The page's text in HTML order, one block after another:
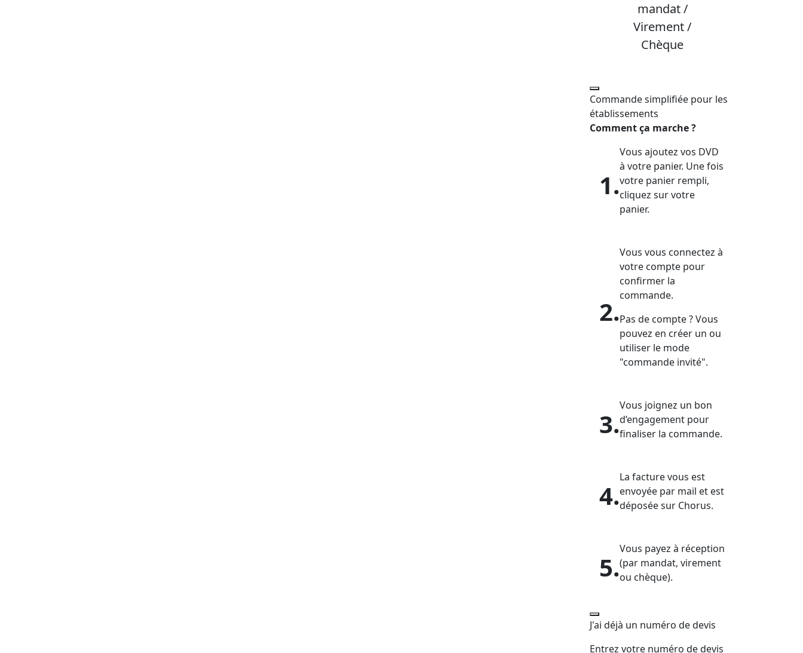
mandat /
Virement /
Chèque
Commande simplifiée pour les
établissements
Comment ça marche ?
1.
Vous ajoutez vos DVD
à votre panier. Une fois
votre panier rempli,
cliquez sur votre
panier.
2.
Vous vous connectez à
votre compte pour
confirmer la
commande.
Pas de compte ? Vous
pouvez en créer un ou
utiliser le mode
"commande invité".
3.
Vous joignez un bon
d’engagement pour
finaliser la commande.
4.
La facture vous est
envoyée par mail et est
déposée sur Chorus.
5.
Vous payez à réception
(par mandat, virement
ou chèque).
J'ai déjà un numéro de devis
Entrez votre numéro de devis